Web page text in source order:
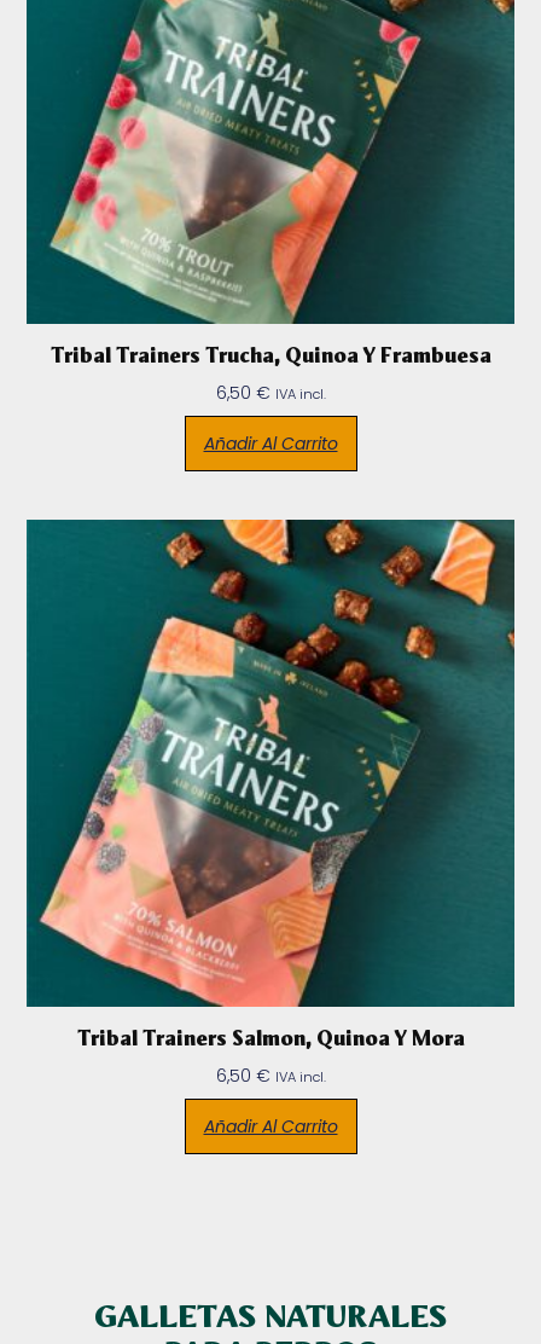
Tribal Trainers Trucha, Quinoa Y Frambuesa
6,50 € IVA incl.
Añadir Al Carrito
Tribal Trainers Salmon, Quinoa Y Mora
6,50 € IVA incl.
Añadir Al Carrito
GALLETAS NATURALES